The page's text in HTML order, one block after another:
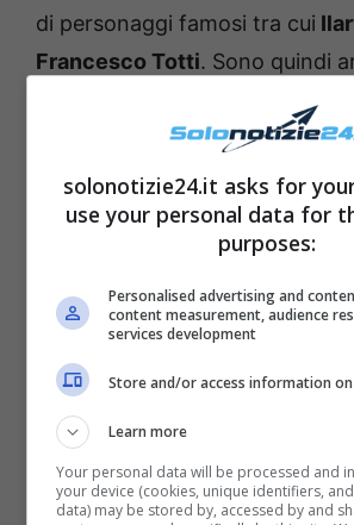
di personaggi famosi tra cui
Francesco Totti. Sono quindi
studio vari opinionisti tra cui
showgirl ha così esordito con
Quando mi sposo vi invito
detto lei. Matano ha così
Tu Alberto, al tuo matrimonio
hai mica invitata
sorridendo. “
ancoranon ho neppure
continuato il bravissimo
soubrette ha così chiarito
solonotizie24.it asks for
use your personal data for
purposes:
Personalised advertising and
content measurement, audience
services development
Store and/or access information on
Learn more
Your personal data will be processed and
your device (cookies, unique identifiers,
data) may be stored by, accessed by and